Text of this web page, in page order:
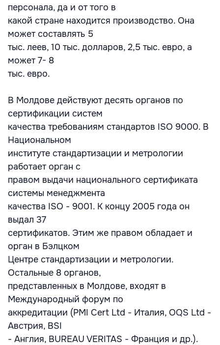
персонала, да и от того в
какой стране находится производство. Она
может составлять 5
тыс. леев, 10 тыс. долларов, 2,5 тыс. евро, а
может 7- 8
тыс. евро.
В Молдове действуют десять органов по
сертификации систем
качества требованиям стандартов ISO 9000. В
Национальном
институте стандартизации и метрологии
работает орган с
правом выдачи национального сертификата
системы менеджмента
качества ISO - 9001. К концу 2005 года он
выдал 37
сертификатов. Этим же правом обладает и
орган в Бэлцком
Центре стандартизации и метрологии.
Остальные 8 органов,
представленных в Молдове, входят в
Международный форум по
аккредитации (PMI Cert Ltd - Италия, OQS Ltd -
Австрия, BSI
- Англия, BUREAU VERITAS - Франция и др.).